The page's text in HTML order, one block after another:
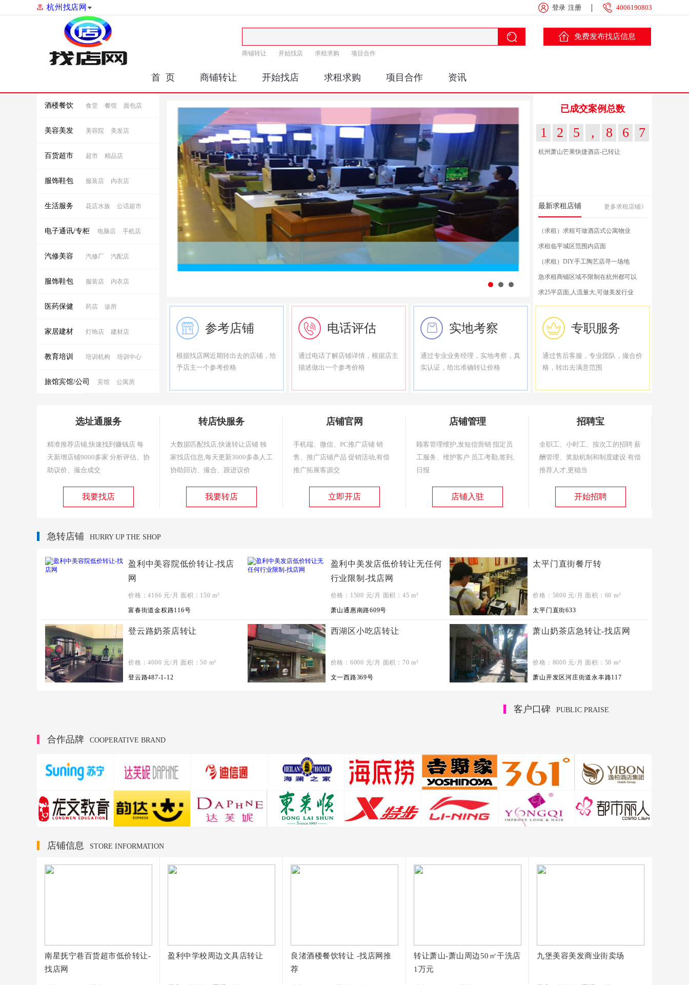
杭州找店网 登录 注册 4006190803
商铺转让 开始找店 求租求购 项目合作
免费发布找店信息
首 页 商铺转让 开始找店 求租求购 项目合作 资讯
酒楼餐饮 食堂 餐馆 面包店
美容美发 美容院 美发店
百货超市 超市 精品店
服饰鞋包 服装店 内衣店
生活服务 花店水族 公话超市
电子通讯/专柜 电脑店 手机店
汽修美容 汽修厂 汽配店
服饰鞋包 服装店 内衣店
医药保健 药店 诊所
家居建材 灯饰店 建材店
教育培训 培训机构 培训中心
旅馆宾馆/公司 宾馆 公寓房
已成交案例总数
1 2 5 , 8 6 7
杭州萧山芒果快捷酒店-已转让
最新求租店铺 更多求租店铺》
（求租）求租可做酒店式公寓物业
求租临平城区范围内店面
（求租）DIY手工陶艺店寻一场地
急求租商铺区域不限制在杭州都可以
求25平店面,人流量大,可做美发行业
参考店铺
根据找店网近期转出去的店铺，给
予店主一个参考价格
电话评估
通过电话了解店铺详情，根据店主
描述做出一个参考价格
实地考察
通过专业业务经理，实地考察，真
实认证，给出准确转让价格
专职服务
通过售后客服，专业团队，撮合价
格，转出去满意范围
选址通服务
精准推荐店铺,快速找到赚钱店 每
天新增店铺9000多家 分析评估、协
助议价、撮合成交
我要找店
转店快服务
大数据匹配找店,快速转让店铺 独
家找店信息,每天更新3000多条人工
协助回访、撮合、跟进议价
我要转店
店铺官网
手机端、微信、PC推广店铺 销
售、推广店铺产品 促销活动,有偿
推广拓展客源交
立即开店
店铺管理
顾客管理维护,发短信营销 指定员
工服务、维护客户 员工考勤,签到,
日报
店铺入驻
招聘宝
全职工、小时工、按次工的招聘 薪
酬管理、奖励机制和制度建设 有偿
推荐人才,更稳当
开始招聘
急转店铺 HURRY UP THE SHOP
盈利中美容院低价转让-找店
网
价格：4166 元/月 面积： 150 m²
富春街道金权路116号
盈利中美发店低价转让无任何
行业限制-找店网
价格： 1500 元/月 面积： 45 m²
萧山通惠南路609号
太平门直街餐厅转
价格： 5800 元/月 面积： 60 m²
太平门直街633
登云路奶茶店转让
价格：4000 元/月 面积：50 m²
登云路487-1-12
西湖区小吃店转让
价格： 6000 元/月 面积： 70 m²
文一西路369号
萧山奶茶店急转让-找店网
价格： 8000 元/月 面积： 50 m²
萧山开发区河庄街道永丰路117
客户口碑 PUBLIC PRAISE
合作品牌 COOPERATIVE BRAND
店铺信息 STORE INFORMATION
7550元/月
131*****585
南星抚宁巷百货超市低价转让-
找店网
3500元/月
盈利中学校周边文具店转让 8500元/月
151*****510
良渚酒楼餐饮转让 -找店网推
荐
3500元/月
188*****478
转让萧山-萧山周边50㎡干洗店
1万元
3300元/月
九堡美容美发商业街卖场